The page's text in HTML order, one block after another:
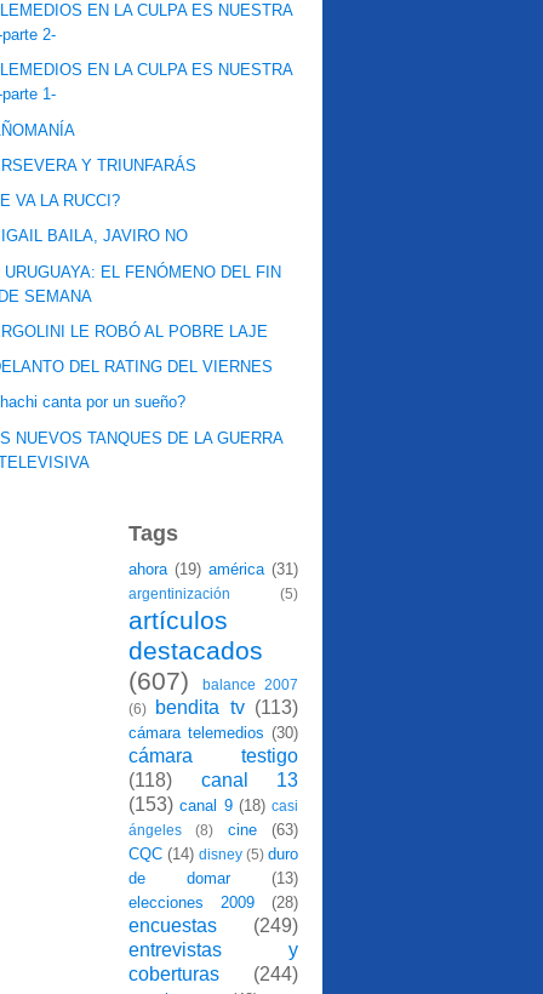
EN LA CULPA ES NUESTRA
parte 2-
EN LA CULPA ES NUESTRA
parte 1-
Y TRIUNFARÁS
VA LA RUCCI?
BAILA, JAVIRO NO
URUGUAYA: EL FENÓMENO DEL FIN
SEMANA
LE ROBÓ AL POBRE LAJE
DEL RATING DEL VIERNES
canta por un sueño?
NUEVOS TANQUES DE LA GUERRA
Tags
ahora (19) américa (31)
argentinización (5)
artículos
destacados
(607)
balance 2007
(6)
bendita tv (113)
cámara telemedios (30)
cámara testigo
(118)
canal 13
(153) canal 9 (18) casi
ángeles
(8) cine
(63)
CQC (14) disney (5) duro
de domar
(13)
elecciones 2009
(28)
encuestas
(249)
entrevistas y
coberturas
(244)